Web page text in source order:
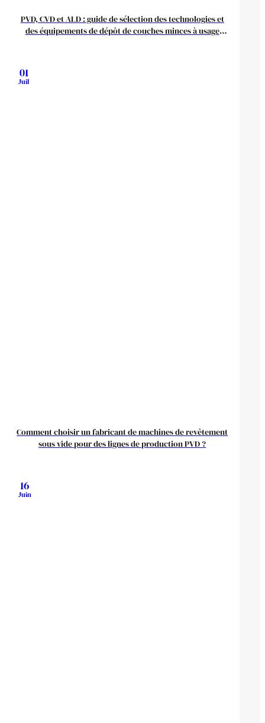
PVD, CVD et ALD : guide de sélection des technologies et
des équipements de dépôt de couches minces à usage
01
Juil
Comment choisir un fabricant de machines de revêtement
sous vide pour des lignes de production PVD ?
16
Juin